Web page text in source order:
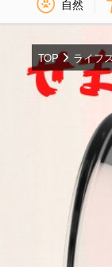
自然
TOP ライフ